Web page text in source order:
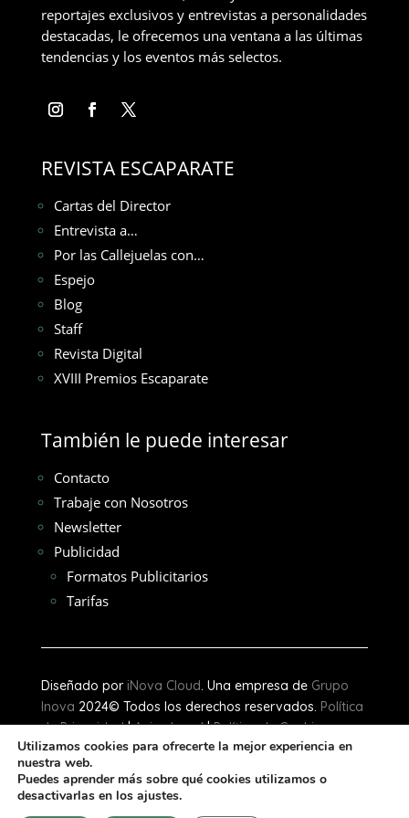
reportajes exclusivos y entrevistas a personalidades
destacadas, le ofrecemos una ventana a las últimas
tendencias y los eventos más selectos.
REVISTA ESCAPARATE
Cartas del Director
Entrevista a…
Por las Callejuelas con…
Espejo
Blog
Staff
Revista Digital
XVIII Premios Escaparate
También le puede interesar
Contacto
Trabaje con Nosotros
Newsletter
Publicidad
Formatos Publicitarios
Tarifas
Diseñado por iNova Cloud. Una empresa de Grupo
Inova 2024© Todos los derechos reservados. Política
de Privacidad|Aviso Legal|Política de Cookies
[gtranslate]
Utilizamos cookies para ofrecerte la mejor experiencia en
nuestra web.
Puedes aprender más sobre qué cookies utilizamos o
desactivarlas en los ajustes.